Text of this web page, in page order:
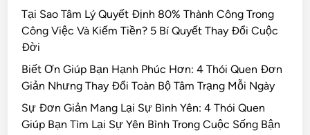
Tại Sao Tâm Lý Quyết Định 80% Thành Công Trong
Công Việc Và Kiếm Tiền? 5 Bí Quyết Thay Đổi Cuộc
Đời
Biết Ơn Giúp Bạn Hạnh Phúc Hơn: 4 Thói Quen Đơn
Giản Nhưng Thay Đổi Toàn Bộ Tâm Trạng Mỗi Ngày
Sự Đơn Giản Mang Lại Sự Bình Yên: 4 Thói Quen
Giúp Bạn Tìm Lại Sự Yên Bình Trong Cuộc Sống Bận